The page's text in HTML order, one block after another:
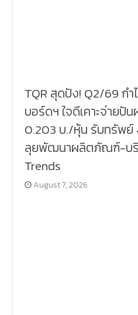
TQR สุดปัง! Q2/69 กำ
บอร์ดฯ ใจดีเคาะจ่ายปั
0.203 บ./หุ้น รับทรัพย์
ลุยพัฒนาผลิตภัณฑ์-บริ
Trends
August 7, 2026